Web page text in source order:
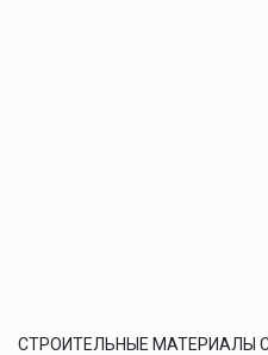
СТРОИТЕЛЬНЫЕ МАТЕРИАЛЫ